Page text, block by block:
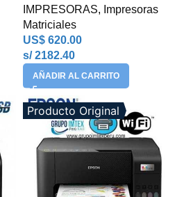
IMPRESORAS, Impresoras
Matriciales
US$ 620.00
s/ 2182.40
AÑADIR AL CARRITO
Producto Original